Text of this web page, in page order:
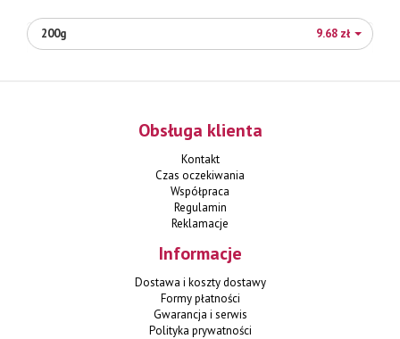
200g 9.68 zł
Obsługa klienta
Kontakt
Czas oczekiwania
Współpraca
Regulamin
Reklamacje
Informacje
Dostawa i koszty dostawy
Formy płatności
Gwarancja i serwis
Polityka prywatności